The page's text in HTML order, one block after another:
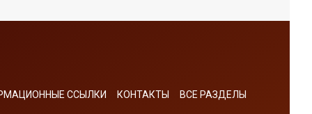
ССЫЛКИ КОНТАКТЫ ВСЕ РАЗДЕЛЫ